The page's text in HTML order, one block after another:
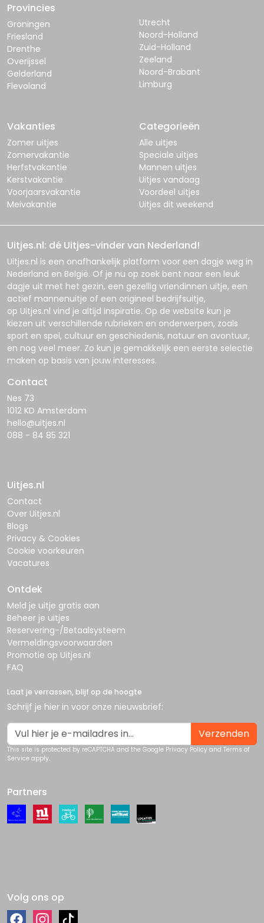
Provincies
Groningen
Friesland
Drenthe
Overijssel
Gelderland
Flevoland
Utrecht
Noord-Holland
Zuid-Holland
Zeeland
Noord-Brabant
Limburg
Vakanties
Zomer uitjes
Zomervakantie
Herfstvakantie
Kerstvakantie
Voorjaarsvakantie
Meivakantie
Categorieën
Alle uitjes
Speciale uitjes
Mannen uitjes
Uitjes vandaag
Voordeel uitjes
Uitjes dit weekend
Uitjes.nl: dé Uitjes-vinder van Nederland!
Uitjes.nl is een onafhankelijk platform voor een dagje weg in
Nederland en België. Of je nu op zoek bent naar een leuk
dagje uit met het gezin, een gezellig vriendinnen uitje, een
actief mannenuitje of een origineel bedrijfsuitje,
op Uitjes.nl vind je altijd inspiratie. Op de website kun je
kiezen uit verschillende rubrieken en onderwerpen, zoals
sport en spel, cultuur en geschiedenis, natuur en avontuur,
en nog veel meer. Zo kun je gemakkelijk een eerste selectie
maken op basis van jouw interesses.
Contact
Nes 73
1012 KD Amsterdam
hello@uitjes.nl
088 - 84 85 321
Uitjes.nl
Contact
Over Uitjes.nl
Blogs
Privacy & Cookies
Cookie voorkeuren
Vacatures
Ontdek
Meld je uitje gratis aan
Beheer je uitjes
Reservering-/Betaalsysteem
Vermeldingsvoorwaarden
Promotie op Uitjes.nl
FAQ
Laat je verrassen, blijf op de hoogte
Schrijf je hier in voor onze nieuwsbrief:
Verzenden
This site is protected by reCAPTCHA and the Google Privacy Policy and Terms of
Service apply.
Partners
Volg ons op